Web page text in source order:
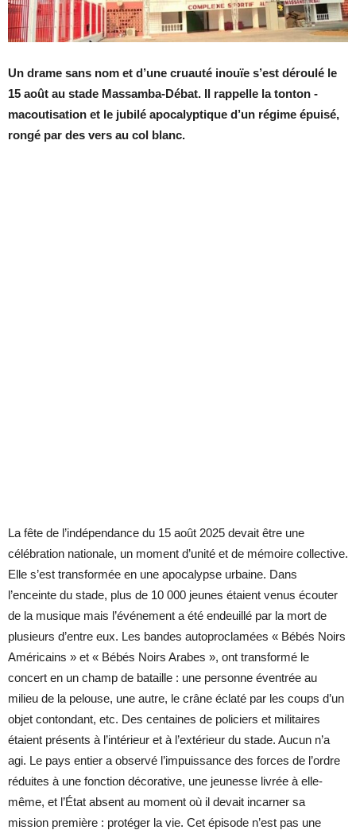
Un drame sans nom et d’une cruauté inouïe s’est déroulé le
15 août au stade Massamba-Débat. Il rappelle la tonton -
macoutisation et le jubilé apocalyptique d’un régime épuisé,
rongé par des vers au col blanc.
La fête de l’indépendance du 15 août 2025 devait être une
célébration nationale, un moment d’unité et de mémoire collective.
Elle s’est transformée en une apocalypse urbaine. Dans
l’enceinte du stade, plus de 10 000 jeunes étaient venus écouter
de la musique mais l’événement a été endeuillé par la mort de
plusieurs d’entre eux. Les bandes autoproclamées « Bébés Noirs
Américains » et « Bébés Noirs Arabes », ont transformé le
concert en un champ de bataille : une personne éventrée au
milieu de la pelouse, une autre, le crâne éclaté par les coups d’un
objet contondant, etc. Des centaines de policiers et militaires
étaient présents à l’intérieur et à l’extérieur du stade. Aucun n’a
agi. Le pays entier a observé l’impuissance des forces de l’ordre
réduites à une fonction décorative, une jeunesse livrée à elle-
même, et l’État absent au moment où il devait incarner sa
mission première : protéger la vie. Cet épisode n’est pas une